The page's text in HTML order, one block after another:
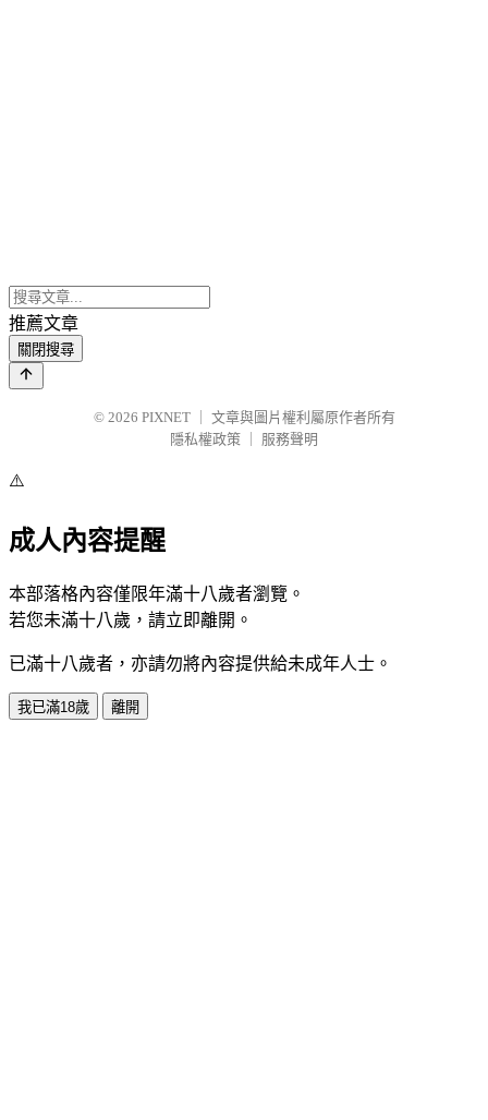
推薦文章
關閉搜尋
© 2026 PIXNET
文章與圖片權利屬原作者所有
隱私權政策
服務聲明
⚠️
成人內容提醒
本部落格內容僅限年滿十八歲者瀏覽。
若您未滿十八歲，請立即離開。
已滿十八歲者，亦請勿將內容提供給未成年人士。
我已滿18歲 離開